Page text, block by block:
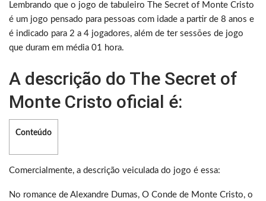
Lembrando que o jogo de tabuleiro The Secret of Monte Cristo
é um jogo pensado para pessoas com idade a partir de 8 anos e
é indicado para 2 a 4 jogadores, além de ter sessões de jogo
que duram em média 01 hora.
A descrição do The Secret of
Monte Cristo oficial é:
Conteúdo
Comercialmente, a descrição veiculada do jogo é essa:
No romance de Alexandre Dumas, O Conde de Monte Cristo, o